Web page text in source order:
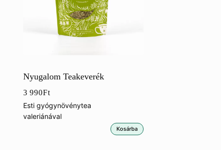
Nyugalom Teakeverék
3 990Ft
Esti gyógynövénytea
valeriánával
Kosárba